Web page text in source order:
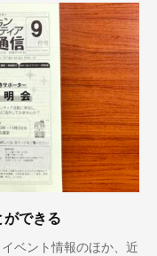
できる
ベント情報のほか、近